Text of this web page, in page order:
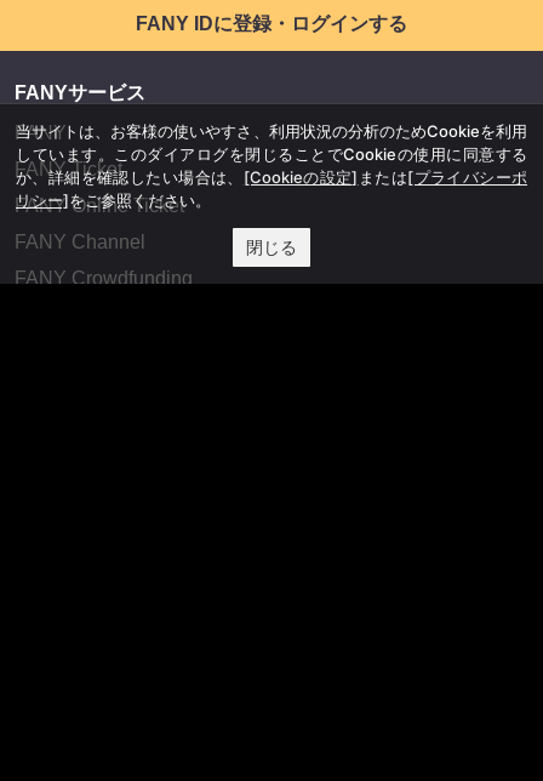
FANY IDに登録・ログインする
FANYサービス
FANY
FANY Ticket
FANY Online Ticket
FANY Channel
FANY Crowdfunding
当サイトは、お客様の使いやすさ、利用状況の分析のためCookieを利用
しています。このダイアログを閉じることでCookieの使用に同意する
か、詳細を確認したい場合は、 [Cookieの設定] または[プライバシーポ
リシー]をご参照ください。
閉じる